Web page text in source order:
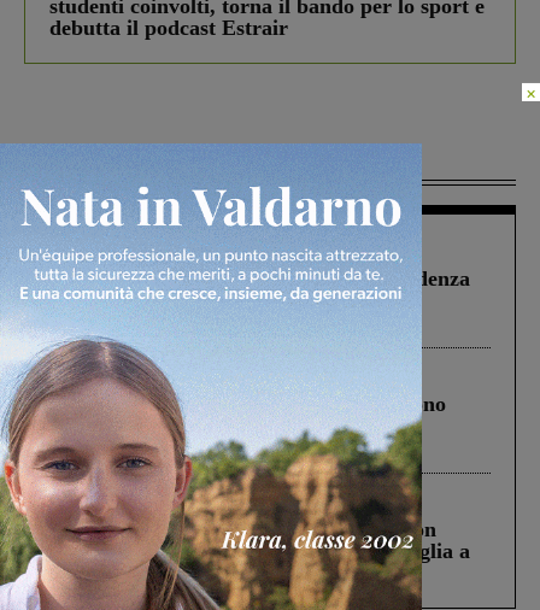
studenti coinvolti, torna il bando per lo sport e
debutta il podcast Estrair
Figline Incisa Valdarno 1 Agosto 2026
Piscina di Figline finanziata oltre la scadenza
Pnrr, il gruppo di Fratelli d’Italia: “Un
ringraziamento al Governo”
Cronaca 4 Agosto 2026
Un anno fa la strage in A1 in cui morirono
Gianni, Giulia e Franco. Lo schianto, il
processo, lo stop ai sorpassi fra tir....
Cronaca 3 Agosto 2026
Scomparso da una struttura di Castiglion
Fiorentino l’uomo che aveva ucciso la figlia a
Levane nel 2020
×